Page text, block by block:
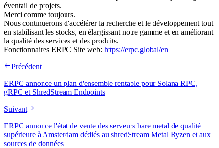
éventail de projets.
Merci comme toujours.
Nous continuerons d'accélérer la recherche et le développement tout
en stabilisant les stocks, en élargissant notre gamme et en améliorant
la qualité des services et des produits.
Fonctionnaires ERPC Site web: https://erpc.global/en
Précédent
ERPC annonce un plan d'ensemble rentable pour Solana RPC,
gRPC et ShredStream Endpoints
Suivant
ERPC annonce l'état de vente des serveurs bare metal de qualité
supérieure à Amsterdam dédiés au shredStream Metal Ryzen et aux
sources de données